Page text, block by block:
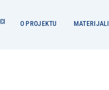
O PROJEKTU MATERIJALI